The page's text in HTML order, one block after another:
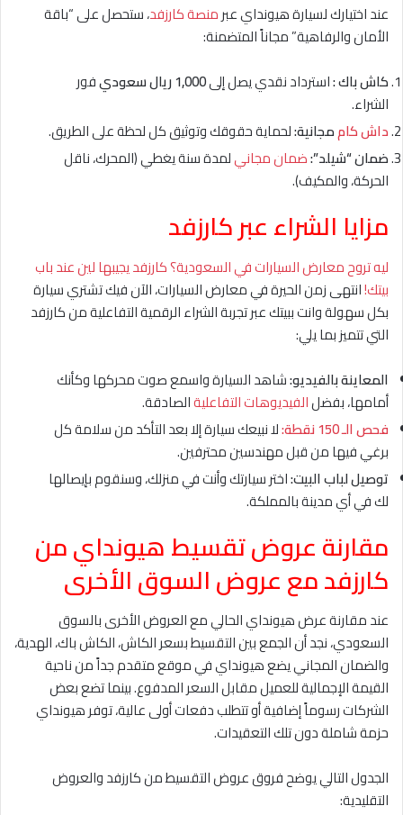
عند اختيارك لسيارة هيونداي عبرمنصة كارزفد، ستحصل على “باقة
الأمان والرفاهية” مجاناً المتضمنة:
كاش باك :استرداد نقدي يصل إلى1,000 ريال سعودي
فور
الشراء.
داش كاممجانية:لحماية حقوقك وتوثيق كل لحظة على الطريق.
ضمان “شيلد”:ضمان مجانيلمدة سنة يغطي (المحرك، ناقل
الحركة، والمكيف).
مزايا الشراء عبر كارزفد
ليه تروح معارض السيارات في السعودية؟ كارزفد يجيبها لين عند باب
بيتك!انتهى زمن الحيرة في معارض السيارات، الآن فيك تشتري سيارة
بكل سهولة وانت ببيتك عبر تجربة الشراء الرقمية التفاعلية من كارزفد
التي تتميز بما يلي:
المعاينة بالفيديو:شاهد السيارة واسمع صوت محركها وكأنك
أمامها، بفضلالفيديوهات التفاعليةالصادقة.
فحص الـ 150 نقطة:
لا نبيعك سيارة إلا بعد التأكد من سلامة كل
برغي فيها من قبل مهندسين محترفين.
توصيل لباب البيت:اختر سيارتك وأنت في منزلك، وسنقوم بإيصالها
لك في أي مدينة بالمملكة.
مقارنة عروض تقسيط هيونداي من
كارزفد مع عروض السوق الأخرى
عند مقارنة عرض هيونداي الحالي مع العروض الأخرى بالسوق
السعودي، نجد أن الجمع بين التقسيط بسعر الكاش، الكاش باك، الهدية،
والضمان المجاني يضع هيونداي في موقع متقدم جداً من ناحية
القيمة الإجمالية للعميل مقابل السعر المدفوع. بينما تضع بعض
الشركات رسوماً إضافية أو تتطلب دفعات أولى عالية، توفر هيونداي
حزمة شاملة دون تلك التعقيدات.
الجدول التالي يوضح فروق عروض التقسيط من كارزفد والعروض
التقليدية: